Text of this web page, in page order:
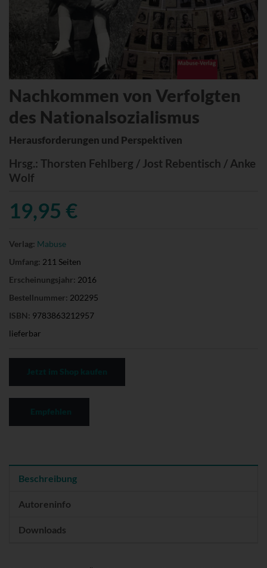
Nachkommen von Verfolgten
des Nationalsozialismus
Herausforderungen und Perspektiven
Hrsg.: Thorsten Fehlberg / Jost Rebentisch / Anke
Wolf
19,95 €
Verlag: Mabuse
Umfang: 211 Seiten
Erscheinungsjahr: 2016
Bestellnummer: 202295
ISBN: 9783863212957
lieferbar
Beschreibung
Autoreninfo
Downloads